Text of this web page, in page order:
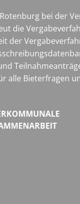
bei der
die
der
alle Bieterfragen